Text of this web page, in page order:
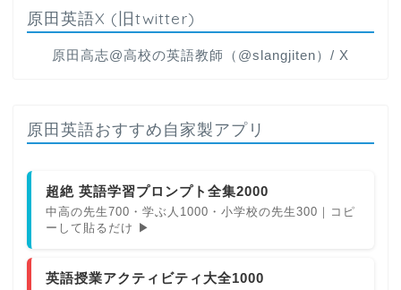
原田英語X (旧twitter)
原田高志@高校の英語教師（@slangjiten）/ X
原田英語おすすめ自家製アプリ
超絶 英語学習プロンプト全集2000
中高の先生700・学ぶ人1000・小学校の先生300｜コピ
ーして貼るだけ ▶
英語授業アクティビティ大全1000